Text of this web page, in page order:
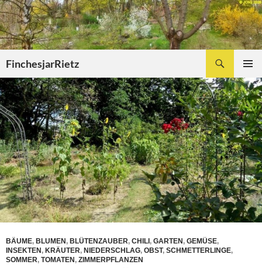
Zum
Inhalt
springen
FinchesjarRietz
MENÜ
BÄUME, BLUMEN , BLÜTENZAUBER, CHILI , GARTEN , GEMÜSE,
INSEKTEN , KRÄUTER, NIEDERSCHLAG, OBST, SCHMETTERLINGE,
SOMMER, TOMATEN , ZIMMERPFLANZEN